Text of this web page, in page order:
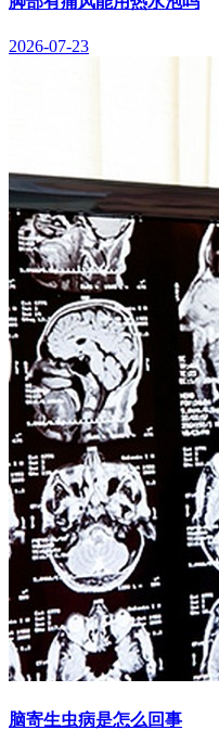
2026-07-23
脑寄生虫病是怎么回事